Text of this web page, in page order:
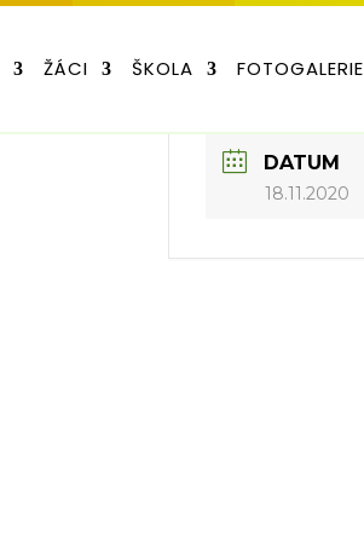
ŽÁCI ŠKOLA FOTOGALERIE
DATUM
18.11.2020